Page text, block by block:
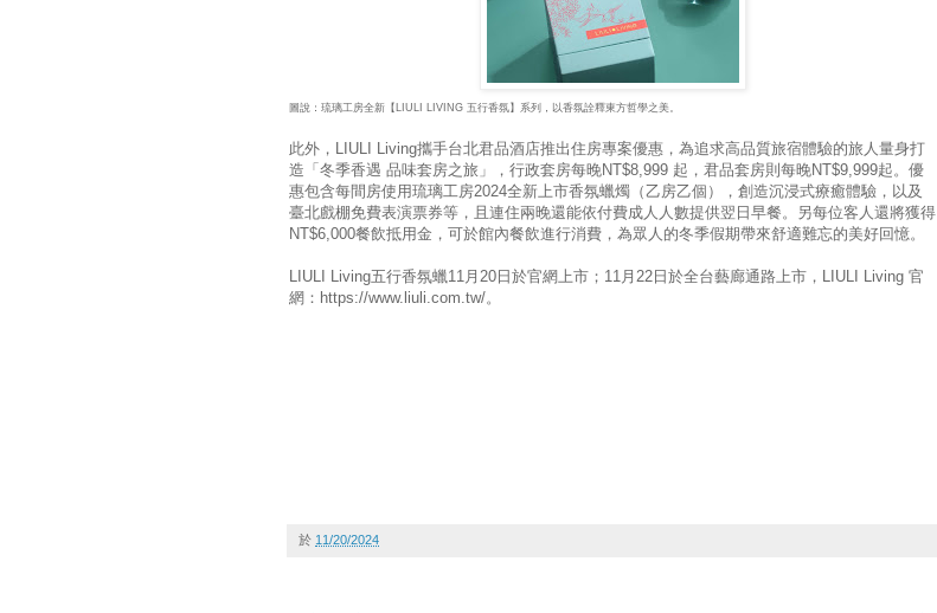
圖說：琉璃工房全新【LIULI LIVING 五行香氛】系列，以香氛詮釋東方哲學之美。
此外，LIULI Living攜手台北君品酒店推出住房專案優惠，為追求高品質旅宿體驗的旅人量身打
造「冬季香遇 品味套房之旅」，行政套房每晚NT$8,999 起，君品套房則每晚NT$9,999起。優
惠包含每間房使用琉璃工房2024全新上市香氛蠟燭（乙房乙個），創造沉浸式療癒體驗，以及
臺北戲棚免費表演票券等，且連住兩晚還能依付費成人人數提供翌日早餐。另每位客人還將獲得
NT$6,000餐飲抵用金，可於館內餐飲進行消費，為眾人的冬季假期帶來舒適難忘的美好回憶。
LIULI Living五行香氛蠟11月20日於官網上市；11月22日於全台藝廊通路上市，LIULI Living 官
網：https://www.liuli.com.tw/。
於 11/20/2024